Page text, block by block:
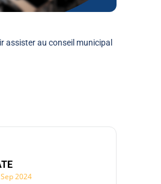
assister au conseil municipal
2024